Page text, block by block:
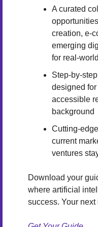
A curated
creation, e-
emerging
for real-
Step-by-
designed for
accessible
background
Cutting-
current
ventures
Download your
where artificial
success. Your